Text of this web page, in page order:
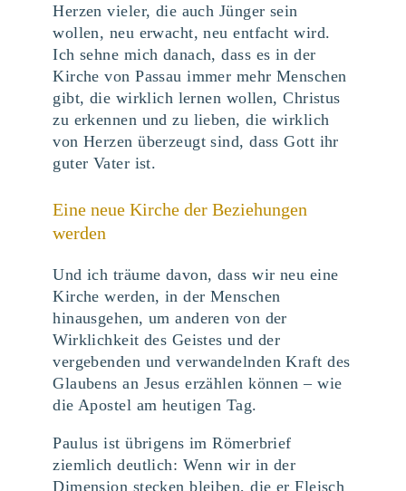
Herzen vieler, die auch Jünger sein
wollen, neu erwacht, neu entfacht wird.
Ich sehne mich danach, dass es in der
Kirche von Passau immer mehr Menschen
gibt, die wirklich lernen wollen, Christus
zu erkennen und zu lieben, die wirklich
von Herzen überzeugt sind, dass Gott ihr
guter Vater ist.
Eine neue Kirche der Beziehungen
werden
Und ich träume davon, dass wir neu eine
Kirche werden, in der Menschen
hinausgehen, um anderen von der
Wirklichkeit des Geistes und der
vergebenden und verwandelnden Kraft des
Glaubens an Jesus erzählen können – wie
die Apostel am heutigen Tag.
Paulus ist übrigens im Römerbrief
ziemlich deutlich: Wenn wir in der
Dimension stecken bleiben, die er Fleisch